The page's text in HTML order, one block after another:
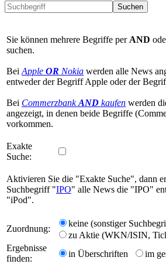
Suchen
Sie können mehrere Begriffe per AND
suchen.
Bei Apple OR Nokia werden alle News
entweder der Begriff Apple oder der
Bei CommerzbankAND kaufen werden
angezeigt, in denen beide Begriffe
vorkommen.
Exakte
Suche:
Aktivieren Sie die "Exakte Suche", dann
Suchbegriff "IPO" alle News die "IPO"
"iPod".
Zuordnung:
keine (sonstiger
zu Aktie (WKN/ISIN,
Ergebnisse
finden:
in Überschriften
im